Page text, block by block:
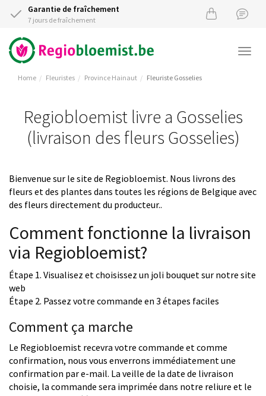
Garantie de fraîchement
7 jours de fraîchement
Home Fleuristes Province Hainaut Fleuriste Gosselies
Regiobloemist livre a Gosselies
(livraison des fleurs Gosselies)
Bienvenue sur le site de Regiobloemist. Nous livrons des
fleurs et des plantes dans toutes les régions de Belgique avec
des fleurs directement du producteur..
Comment fonctionne la livraison
via Regiobloemist?
Étape 1. Visualisez et choisissez un joli bouquet sur notre site
web
Étape 2. Passez votre commande en 3 étapes faciles
Comment ça marche
Le Regiobloemist recevra votre commande et comme
confirmation, nous vous enverrons immédiatement une
confirmation par e-mail. La veille de la date de livraison
choisie, la commande sera imprimée dans notre reliure et le